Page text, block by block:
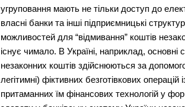
угруповання мають не тільки доступ до
власні банки та інші підприємницькі
можливостей для “відмивання” коштів
існує чимало. В Україні, наприклад, основні
незаконних коштів здійснюються за
легітимні) фіктивних безготівкових
притаманних їм фінансових технологій у